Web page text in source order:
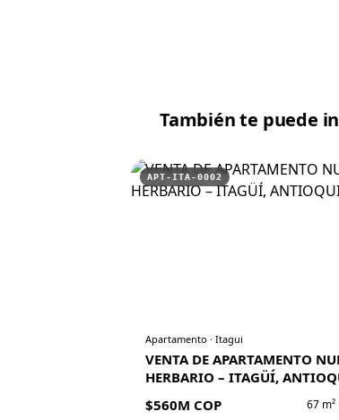
También te puede
APT-ITA-0002
Apartamento · Itagui
VENTA DE APARTAMENTO
HERBARIO – ITAGÜÍ,
$560M COP
67 m²